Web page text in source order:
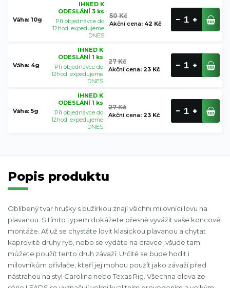
Váha: 10g
IHNED K
ODESLÁNÍ 3 ks
Při objednávce do
12hod. expedujeme
DNES
50 Kč
Akční cena: 42 Kč
Váha: 4g
IHNED K
ODESLÁNÍ 1 ks
Při objednávce do
12hod. expedujeme
DNES
27 Kč
Akční cena: 23 Kč
Váha: 5g
IHNED K
ODESLÁNÍ 1 ks
Při objednávce do
12hod. expedujeme
DNES
27 Kč
Akční cena: 23 Kč
Popis produktu
Oblíbený tvar hrušky s bužírkou znají všichni milovníci lovu na
plavanou. S tímto typem dokážete přesně vyvážit vaše koncové
montáže. Ať už se chystáte lovit klasickou plavanou a chytat
kaprovité druhy ryb, nebo se vydáte na dravce, všude tam
můžete použít tento druh závaží. Určitě se bude hodit i
milovníkům přívlače, kteří jej mohou použít jako závaží před
nástrahou na styl Carolina nebo Texas Rig. Všechna olova ze